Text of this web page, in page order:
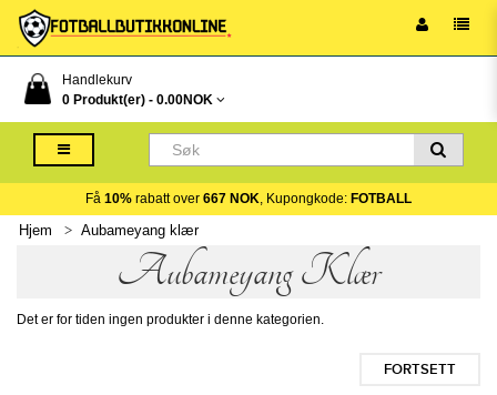
Handlekurv
0 Produkt(er) - 0.00NOK
Få 10% rabatt over 667 NOK, Kupongkode: FOTBALL
Hjem Aubameyang klær
Aubameyang Klær
Det er for tiden ingen produkter i denne kategorien.
FORTSETT